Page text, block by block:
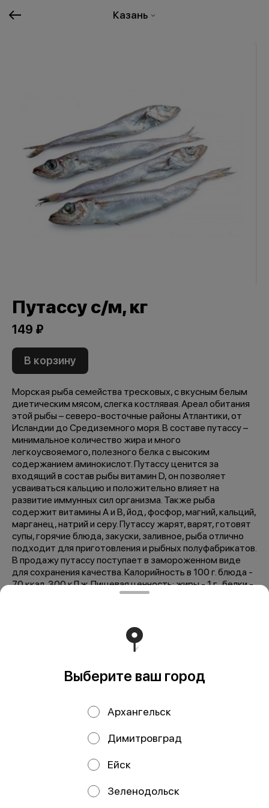
Казань
Путассу с/м, кг
149 ₽
В корзину
Морская рыба семейства тресковых, с вкусным белым
диетическим мясом, слегка костлявая. Ареал обитания
этой рыбы – северо-восточные районы Атлантики, от
Исландии до Средиземного моря. В составе путассу –
минимальное количество жира и много
легкоусвояемого, полезного белка с высоким
содержанием аминокислот. Путассу ценится за
входящий в состав рыбы витамин D, он позволяет
усваиваться кальцию и положительно влияет на
развитие иммунных сил организма. Также рыба
содержит витамины A и В, йод, фосфор, магний, кальций,
марганец, натрий и серу. Путассу жарят, варят, готовят
супы, горячие блюда, закуски, заливное, рыба отлично
подходит для приготовления и рыбных полуфабрикатов.
В продажу путассу поступает в замороженном виде
для сохранения качества. Калорийность в 100 г. блюда -
70 ккал, 300 кДж. Пищевая ценность: жиры - 1 г., белки -
Мы рекомендуем
Мурманск н/р с/г
Выберите ваш город
Архангельск
Димитровград
Ейск
Зеленодольск